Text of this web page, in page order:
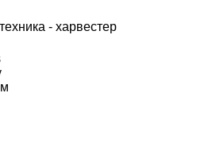
- харвестер